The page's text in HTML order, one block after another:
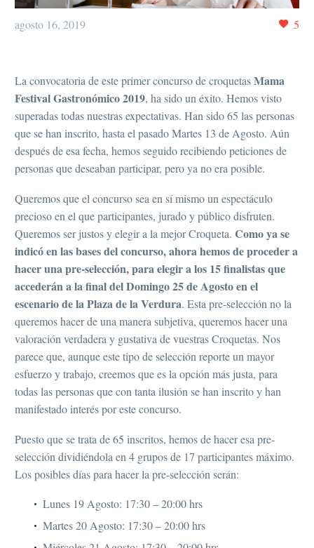
5
agosto 16, 2019
La convocatoria de este primer concurso de croquetasMama
Festival Gastronómico 2019, ha sido un éxito. Hemos visto
superadas todas nuestras expectativas. Han sido 65 las personas
que se han inscrito, hasta el pasado Martes 13 de Agosto. Aún
después de esa fecha, hemos seguido recibiendo peticiones de
personas que deseaban participar, pero ya no era posible.
Queremos que el concurso sea en sí mismo un espectáculo
precioso en el que participantes, jurado y público disfruten.
Queremos ser justos y elegir a la mejor Croqueta. Como ya se
indicó en las bases del concurso, ahora hemos de proceder a
hacer una pre-selección, para elegir a los 15 finalistas que
accederán a la final del Domingo 25 de Agosto en el
escenario de la Plaza de la Verdura. Esta pre-selección no la
queremos hacer de una manera subjetiva, queremos hacer una
valoración verdadera y gustativa de vuestras Croquetas. Nos
parece que, aunque este tipo de selección reporte un mayor
esfuerzo y trabajo, creemos que es la opción más justa, para
todas las personas que con tanta ilusión se han inscrito y han
manifestado interés por este concurso.
Puesto que se trata de 65 inscritos, hemos de hacer esa pre-
selección dividiéndola en 4 grupos de 17 participantes máximo.
Los posibles días para hacer la pre-selección serán:
Lunes 19 Agosto: 17:30 – 20:00 hrs
Martes 20 Agosto: 17:30 – 20:00 hrs